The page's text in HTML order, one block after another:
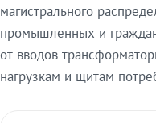
магистрального
промышленных и
от вводов
нагрузкам и щитам